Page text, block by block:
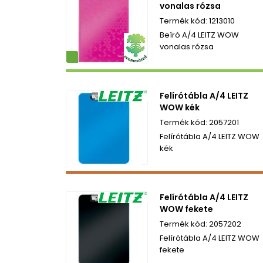
vonalas rózsa
1213010
Beíró A/4 LEITZ WOW
vonalas rózsa
Felírótábla A/4 LEITZ
WOW kék
2057201
Felírótábla A/4 LEITZ WOW
kék
Felírótábla A/4 LEITZ
WOW fekete
2057202
Felírótábla A/4 LEITZ WOW
fekete